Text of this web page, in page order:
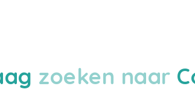
zoeken naar